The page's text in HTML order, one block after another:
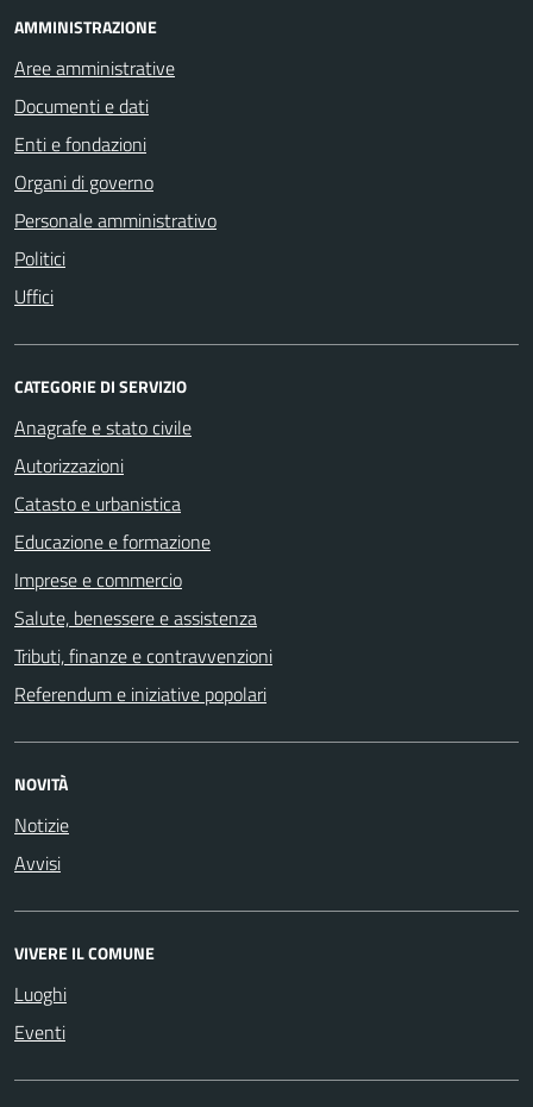
AMMINISTRAZIONE
Aree amministrative
Documenti e dati
Enti e fondazioni
Organi di governo
Personale amministrativo
Politici
Uffici
CATEGORIE DI SERVIZIO
Anagrafe e stato civile
Autorizzazioni
Catasto e urbanistica
Educazione e formazione
Imprese e commercio
Salute, benessere e assistenza
Tributi, finanze e contravvenzioni
Referendum e iniziative popolari
NOVITÀ
Notizie
Avvisi
VIVERE IL COMUNE
Luoghi
Eventi